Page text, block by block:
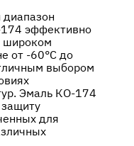
эффективно
широком
от -60°С до
выбором
Эмаль КО-174
для